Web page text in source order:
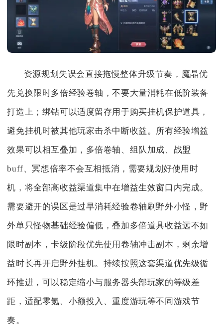
资源规划失误会直接拖慢整体升级节奏，魔晶优
先兑换限时多倍经验卷轴，不要大量消耗在低阶装备
打造上；绑钻可以适度留存用于购买挂机保护道具，
避免挂机时被其他玩家击杀中断收益。所有经验增益
效果可以相互叠加，多倍卷轴、组队加成、战盟
buff、冥想倍率不会互相抵消，需要规划好使用时
机，将全部高收益渠道集中在增益生效窗口内完成。
需要避开的误区是过早消耗经验卷轴刷野外小怪，野
外单只怪物基础经验偏低，叠加多倍道具收益远不如
限时副本，卡级阶段优先使用卷轴冲击副本，剩余增
益时长再开启野外挂机。持续按照这套渠道优先级循
环推进，可以稳定缩小与服务器头部玩家的等级差
距，适配零氪、小额投入、重度游玩等不同游戏节
奏。